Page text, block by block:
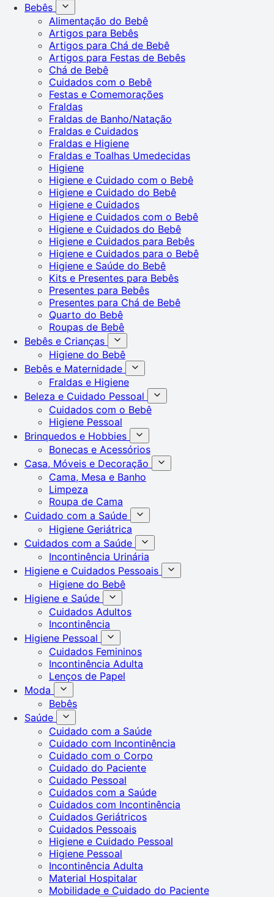
Bebês
Alimentação do Bebê
Artigos para Bebês
Artigos para Chá de Bebê
Artigos para Festas de Bebês
Chá de Bebê
Cuidados com o Bebê
Festas e Comemorações
Fraldas
Fraldas de Banho/Natação
Fraldas e Cuidados
Fraldas e Higiene
Fraldas e Toalhas Umedecidas
Higiene
Higiene e Cuidado com o Bebê
Higiene e Cuidado do Bebê
Higiene e Cuidados
Higiene e Cuidados com o Bebê
Higiene e Cuidados do Bebê
Higiene e Cuidados para Bebês
Higiene e Cuidados para o Bebê
Higiene e Saúde do Bebê
Kits e Presentes para Bebês
Presentes para Bebês
Presentes para Chá de Bebê
Quarto do Bebê
Roupas de Bebê
Bebês e Crianças
Higiene do Bebê
Bebês e Maternidade
Fraldas e Higiene
Beleza e Cuidado Pessoal
Cuidados com o Bebê
Higiene Pessoal
Brinquedos e Hobbies
Bonecas e Acessórios
Casa, Móveis e Decoração
Cama, Mesa e Banho
Limpeza
Roupa de Cama
Cuidado com a Saúde
Higiene Geriátrica
Cuidados com a Saúde
Incontinência Urinária
Higiene e Cuidados Pessoais
Higiene do Bebê
Higiene e Saúde
Cuidados Adultos
Incontinência
Higiene Pessoal
Cuidados Femininos
Incontinência Adulta
Lenços de Papel
Moda
Bebês
Saúde
Cuidado com a Saúde
Cuidado com Incontinência
Cuidado com o Corpo
Cuidado do Paciente
Cuidado Pessoal
Cuidados com a Saúde
Cuidados com Incontinência
Cuidados Geriátricos
Cuidados Pessoais
Higiene e Cuidado Pessoal
Higiene Pessoal
Incontinência Adulta
Material Hospitalar
Mobilidade e Cuidado do Paciente